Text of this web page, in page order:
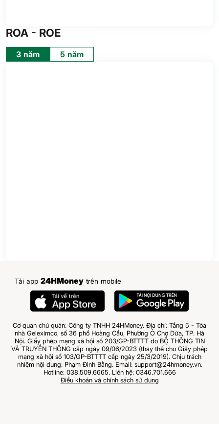
ROA - ROE
3 năm 5 năm
Tải app 24HMoney trên mobile
Cơ quan chủ quản: Công ty TNHH 24HMoney. Địa chỉ: Tầng 5 - Tòa
nhà Geleximco, số 36 phố Hoàng Cầu, Phường Ô Chợ Dừa, TP. Hà
Nội. Giấy phép mạng xã hội số 203/GP-BTTTT do BỘ THÔNG TIN
VÀ TRUYỀN THÔNG cấp ngày 09/06/2023 (thay thế cho Giấy phép
mạng xã hội số 103/GP-BTTTT cấp ngày 25/3/2019). Chịu trách
nhiệm nội dung: Phạm Đình Bằng. Email: support@24hmoney.vn.
Hotline: 038.509.6665. Liên hệ: 0346.701.666
Điều khoản và chính sách sử dụng